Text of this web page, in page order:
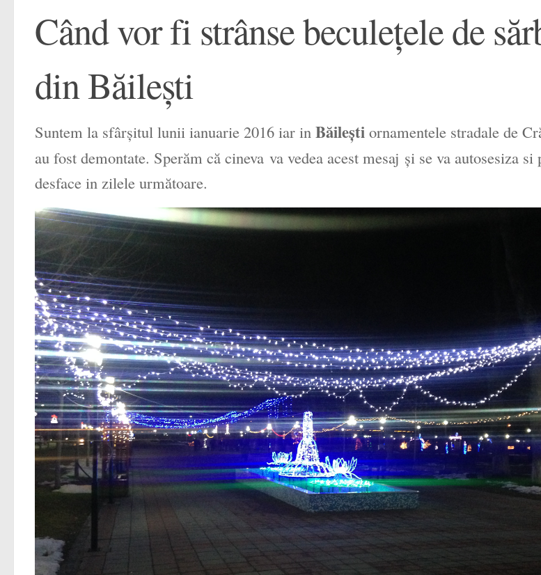
Când vor fi strânse beculeţele de
din Băilești
Suntem la sfârșitul lunii ianuarie 2016 iar in Băilești ornamentele stradale de
au fost demontate. Sperăm că cineva va vedea acest mesaj și se va autosesiza
desface in zilele următoare.